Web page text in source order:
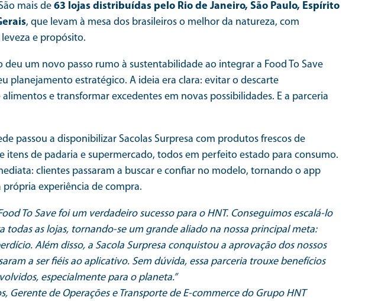
mais de 63 lojas distribuídas pelo Rio de Janeiro, São Paulo, Espírito
, que levam à mesa dos brasileiros o melhor da natureza, com
e propósito.
deu um novo passo rumo à sustentabilidade ao integrar a Food To Save
planejamento estratégico. A ideia era clara: evitar o descarte
alimentos e transformar excedentes em novas possibilidades. E a parceria
passou a disponibilizar Sacolas Surpresa com produtos frescos de
itens de padaria e supermercado, todos em perfeito estado para consumo.
clientes passaram a buscar e confiar no modelo, tornando o app
própria experiência de compra.
To Save foi um verdadeiro sucesso para o HNT. Conseguimos escalá-lo
todas as lojas, tornando-se um grande aliado na nossa principal meta:
Além disso, a Sacola Surpresa conquistou a aprovação dos nossos
a ser fiéis ao aplicativo. Sem dúvida, essa parceria trouxe benefícios
especialmente para o planeta.”
Gerente de Operações e Transporte de E-commerce do Grupo HNT